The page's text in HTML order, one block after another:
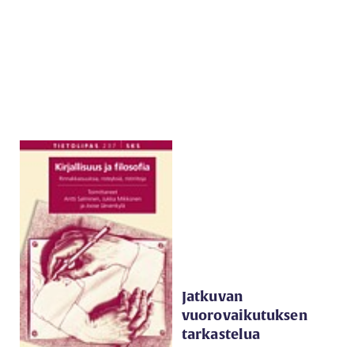
Jatkuvan
vuorovaikutuksen
tarkastelua